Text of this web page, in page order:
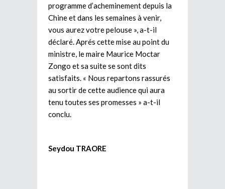
programme d’acheminement depuis la
Chine et dans les semaines à venir,
vous aurez votre pelouse », a-t-il
déclaré. Aprés cette mise au point du
ministre, le maire Maurice Moctar
Zongo et sa suite se sont dits
satisfaits. « Nous repartons rassurés
au sortir de cette audience qui aura
tenu toutes ses promesses » a-t-il
conclu.
Seydou TRAORE